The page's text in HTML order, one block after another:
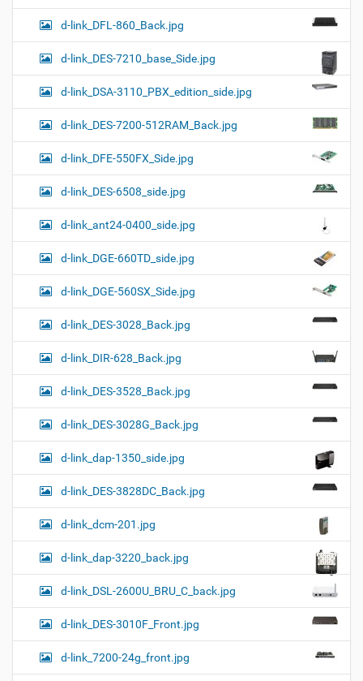
d-link_DFL-860_Back.jpg
d-link_DES-7210_base_Side.jpg
d-link_DSA-3110_PBX_edition_side.jpg
d-link_DES-7200-512RAM_Back.jpg
d-link_DFE-550FX_Side.jpg
d-link_DES-6508_side.jpg
d-link_ant24-0400_side.jpg
d-link_DGE-660TD_side.jpg
d-link_DGE-560SX_Side.jpg
d-link_DES-3028_Back.jpg
d-link_DIR-628_Back.jpg
d-link_DES-3528_Back.jpg
d-link_DES-3028G_Back.jpg
d-link_dap-1350_side.jpg
d-link_DES-3828DC_Back.jpg
d-link_dcm-201.jpg
d-link_dap-3220_back.jpg
d-link_DSL-2600U_BRU_C_back.jpg
d-link_DES-3010F_Front.jpg
d-link_7200-24g_front.jpg